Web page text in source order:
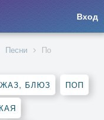
Вход
Песни
По
БЛЮЗ ПОП